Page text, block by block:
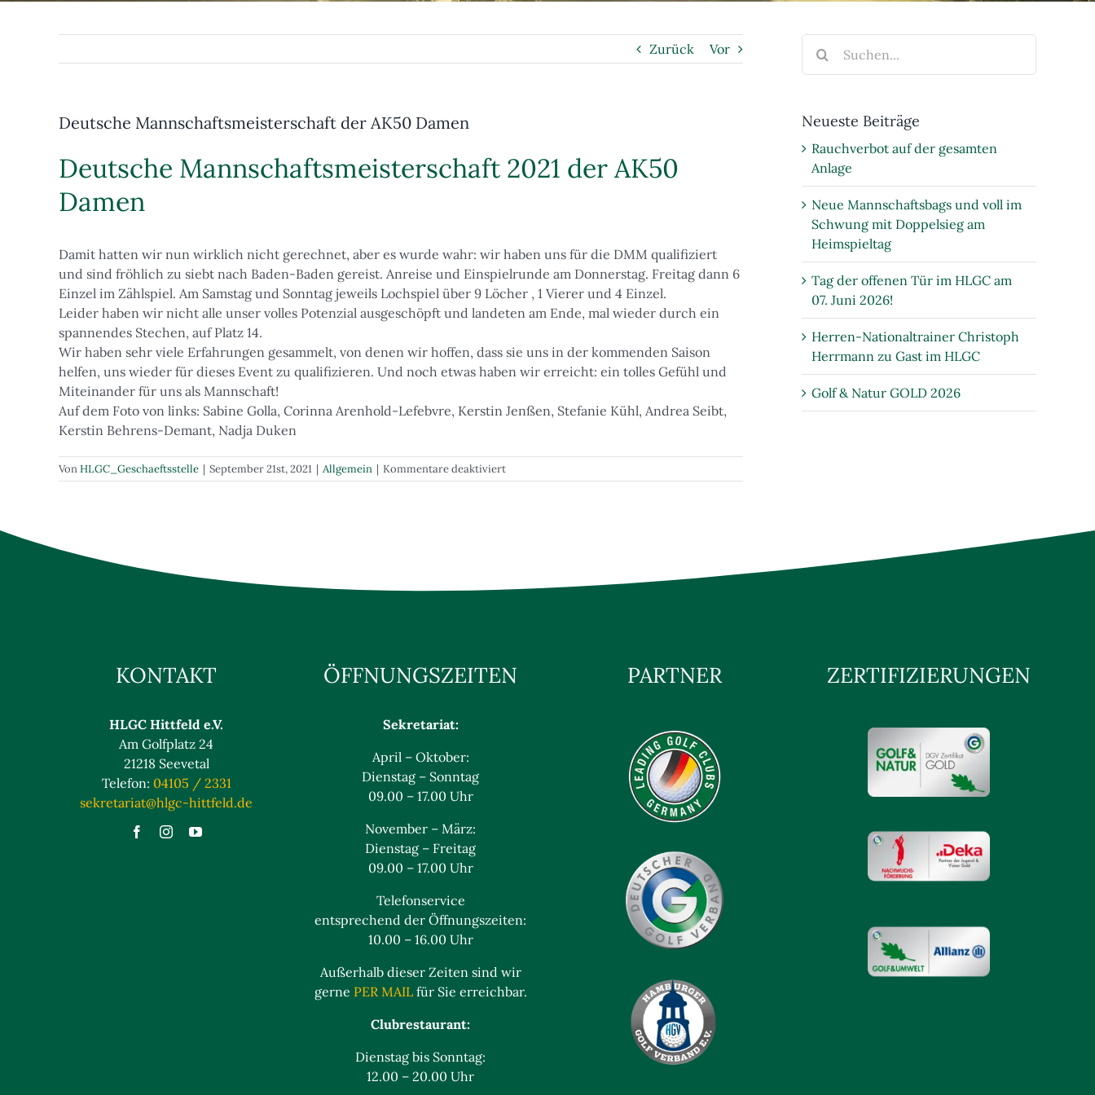
Zurück Vor
Deutsche Mannschaftsmeisterschaft der AK50 Damen
Deutsche Mannschaftsmeisterschaft 2021 der AK50
Damen
Damit hatten wir nun wirklich nicht gerechnet, aber es wurde wahr: wir haben uns für die DMM qualifiziert
und sind fröhlich zu siebt nach Baden-Baden gereist. Anreise und Einspielrunde am Donnerstag. Freitag dann 6
Einzel im Zählspiel. Am Samstag und Sonntag jeweils Lochspiel über 9 Löcher , 1 Vierer und 4 Einzel.
Leider haben wir nicht alle unser volles Potenzial ausgeschöpft und landeten am Ende, mal wieder durch ein
spannendes Stechen, auf Platz 14.
Wir haben sehr viele Erfahrungen gesammelt, von denen wir hoffen, dass sie uns in der kommenden Saison
helfen, uns wieder für dieses Event zu qualifizieren. Und noch etwas haben wir erreicht: ein tolles Gefühl und
Miteinander für uns als Mannschaft!
Auf dem Foto von links: Sabine Golla, Corinna Arenhold-Lefebvre, Kerstin Jenßen, Stefanie Kühl, Andrea Seibt,
Kerstin Behrens-Demant, Nadja Duken
VonHLGC_Geschaeftsstelle | September 21st, 2021 | Allgemein | Kommentare deaktiviertfür
Deutsche
nach:
Neueste Beiträge
Rauchverbot auf der gesamten
Anlage
Neue Mannschaftsbags und voll im
Schwung mit Doppelsieg am
Heimspieltag
Tag der offenen Tür im HLGC am
07. Juni 2026!
Herren-Nationaltrainer Christoph
Herrmann zu Gast im HLGC
Golf & Natur GOLD 2026
KONTAKT
HLGC Hittfeld e.V.
Am Golfplatz 24
21218 Seevetal
Telefon: 04105 / 2331
sekretariat@hlgc-hittfeld.de
ÖFFNUNGSZEITEN
Sekretariat:
April – Oktober:
Dienstag – Sonntag
09.00 – 17.00 Uhr
November – März:
Dienstag – Freitag
09.00 – 17.00 Uhr
Telefonservice
entsprechend der Öffnungszeiten:
10.00 – 16.00 Uhr
Außerhalb dieser Zeiten sind wir
gerne PER MAIL für Sie erreichbar.
Clubrestaurant:
Dienstag bis Sonntag:
12.00 – 20.00 Uhr
PARTNER ZERTIFIZIERUNGEN